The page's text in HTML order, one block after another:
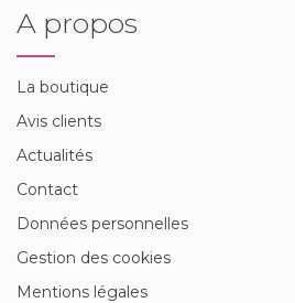
A propos
La boutique
Avis clients
Actualités
Contact
Données personnelles
Gestion des cookies
Mentions légales